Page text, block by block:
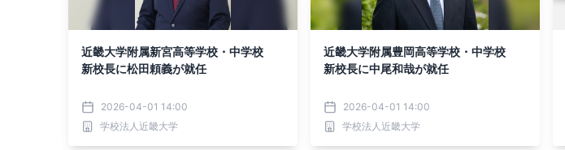
近畿大学附属新宮高等学校・中学校
新校長に松田頼義が就任
2026-04-01 14:00
学校法人近畿大学
近畿大学附属豊岡高等学校・中学校
新校長に中尾和哉が就任
2026-04-01 14:00
学校法人近畿大学